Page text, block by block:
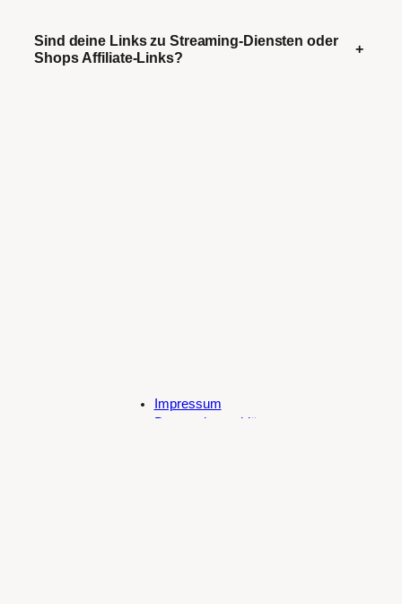
Sind deine Links zu Streaming-Diensten oder
Shops Affiliate-Links?
+
Impressum
Datenschutzerklärung